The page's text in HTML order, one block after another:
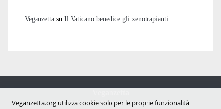
Veganzettasu Il Vaticano benedice gli xenotrapianti
Notizie dal mondo vegan e antispecista
Veganzetta.org utilizza cookie solo per le proprie funzionalità